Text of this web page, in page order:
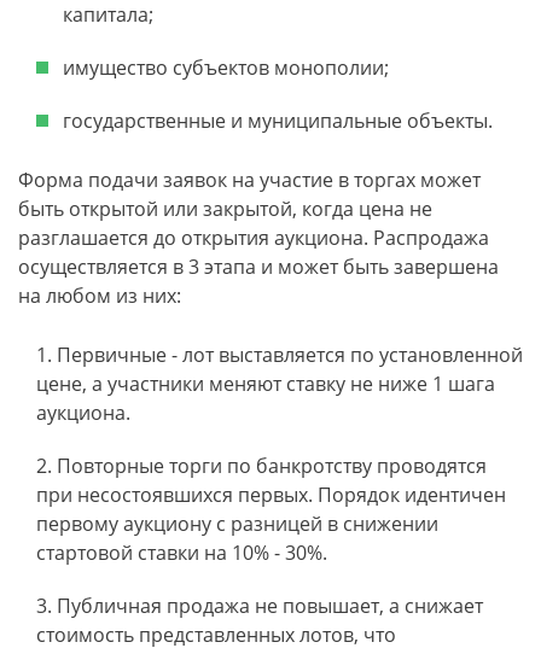
капитала;
имущество субъектов монополии;
государственные и муниципальные объекты.
Форма подачи заявок на участие в торгах может
быть открытой или закрытой, когда цена не
разглашается до открытия аукциона. Распродажа
осуществляется в 3 этапа и может быть завершена
на любом из них:
Первичные - лот выставляется по установленной
цене, а участники меняют ставку не ниже 1 шага
аукциона.
Повторные торги по банкротству проводятся
при несостоявшихся первых. Порядок идентичен
первому аукциону с разницей в снижении
стартовой ставки на 10% - 30%.
Публичная продажа не повышает, а снижает
стоимость представленных лотов, что